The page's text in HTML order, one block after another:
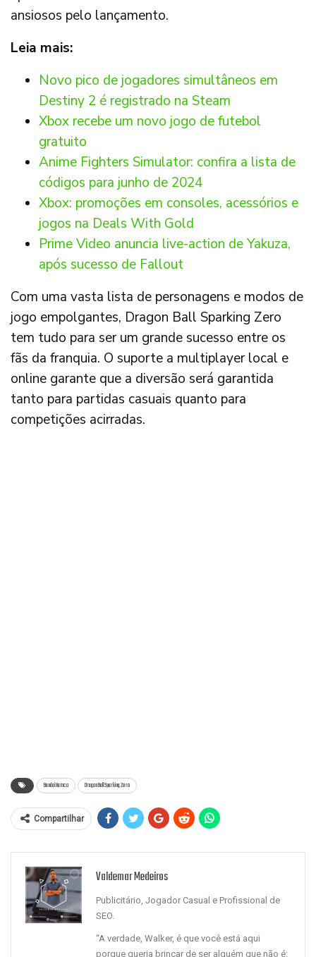
ansiosos pelo lançamento.
Leia mais:
Novo pico de jogadores simultâneos em
Destiny 2 é registrado na Steam
Xbox recebe um novo jogo de futebol
gratuito
Anime Fighters Simulator: confira a lista de
códigos para junho de 2024
Xbox: promoções em consoles, acessórios e
jogos na Deals With Gold
Prime Video anuncia live-action de Yakuza,
após sucesso de Fallout
Com uma vasta lista de personagens e modos de
jogo empolgantes, Dragon Ball Sparking Zero
tem tudo para ser um grande sucesso entre os
fãs da franquia. O suporte a multiplayer local e
online garante que a diversão será garantida
tanto para partidas casuais quanto para
competições acirradas.
Bandai Namco Dragon Ball Sparking Zero
Compartilhar
Valdemar Medeiros
Publicitário, Jogador Casual e Profissional de
SEO.
“A verdade, Walker, é que você está aqui
porque queria brincar de ser alguém que não é: